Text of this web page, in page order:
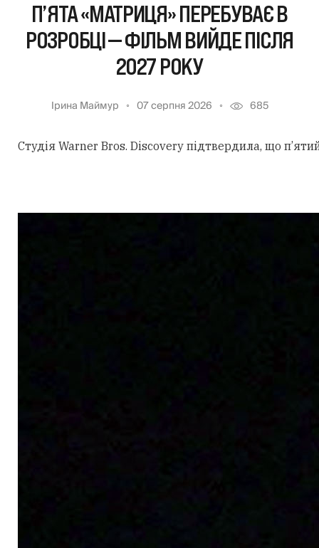
П’ЯТА «МАТРИЦЯ» ПЕРЕБУВАЄ В
РОЗРОБЦІ — ФІЛЬМ ВИЙДЕ ПІСЛЯ
2027 РОКУ
Ірина Маймур 07 серпня 2026 685
Студія Warner Bros. Discovery підтвердила, що